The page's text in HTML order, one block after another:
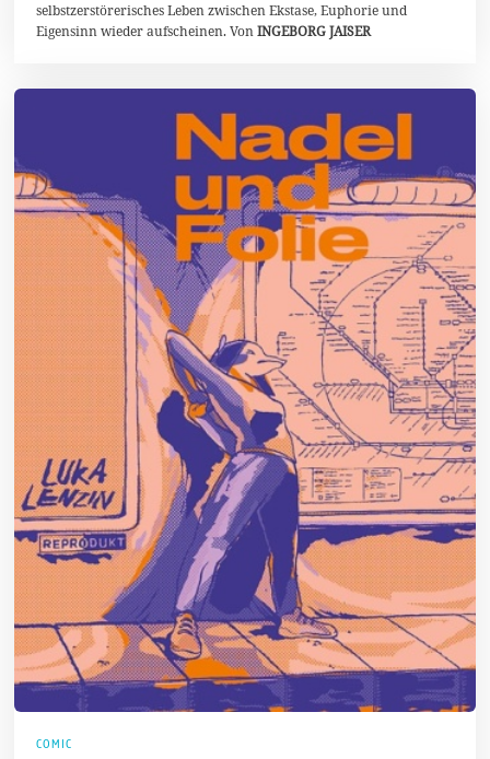
selbstzerstörerisches Leben zwischen Ekstase, Euphorie und
Eigensinn wieder aufscheinen. VonINGEBORG JAISER
COMIC